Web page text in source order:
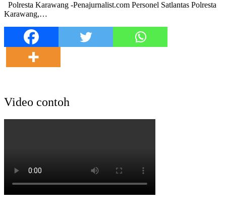
Polresta Karawang -Penajurnalist.com Personel Satlantas Polresta
Karawang,…
Video contoh